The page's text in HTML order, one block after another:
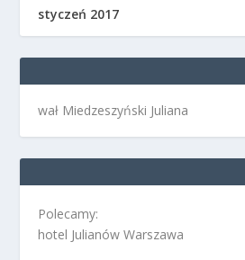
styczeń 2017
wał Miedzeszyński Juliana
Polecamy:
hotel Julianów Warszawa